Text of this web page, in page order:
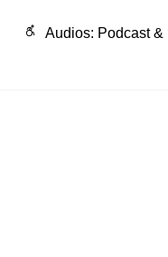
Audios: Podcast &